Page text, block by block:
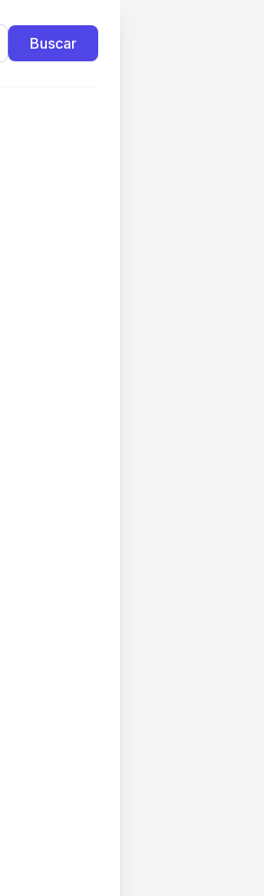
Buscar